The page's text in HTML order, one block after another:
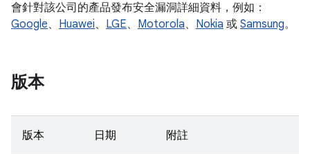
會針對該公司的產品發布安全漏洞詳細資料，例如：
Google、 Huawei、 LGE、 Motorola、 Nokia 或 Samsung。
版本
版本 日期 附註